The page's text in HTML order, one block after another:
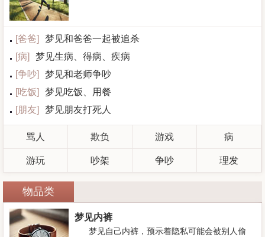
[爸爸]
梦见和爸爸一起被追杀
[病]
梦见生病、得病、疾病
[争吵]
梦见和老师争吵
[吃饭]
梦见吃饭、用餐
[朋友] 梦见朋友打死人
骂人 欺负 游戏 病
游玩 吵架 争吵 理发
物品类
梦见内裤
梦见自己内裤，预示着隐私可能会被别人偷